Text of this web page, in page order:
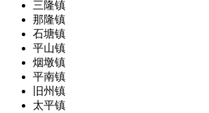
三隆镇
那隆镇
石塘镇
平山镇
烟墩镇
平南镇
旧州镇
太平镇